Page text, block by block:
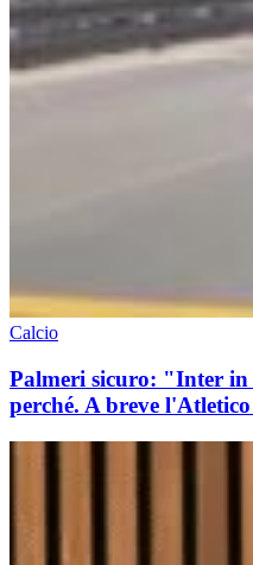
Calcio
Palmeri sicuro: "Inter in
perché. A breve